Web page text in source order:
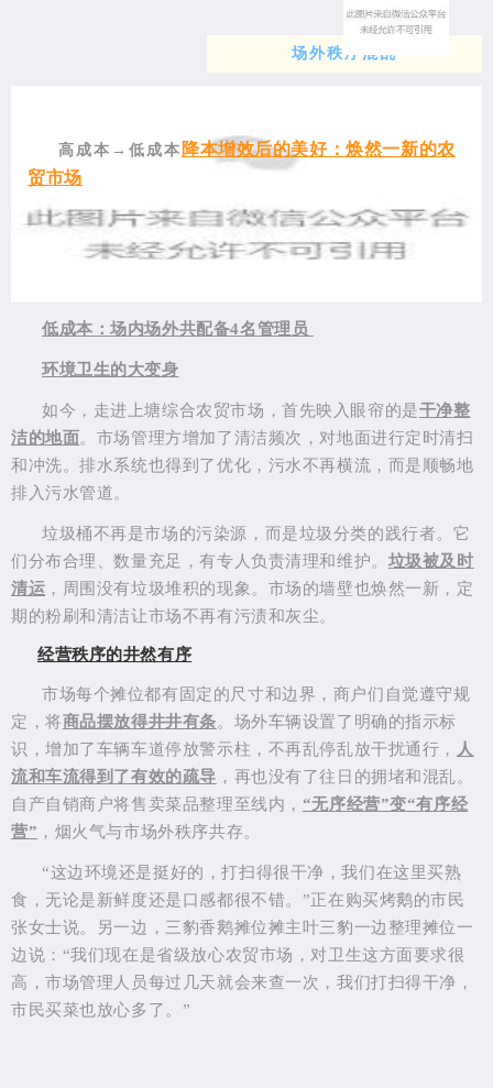
场外秩序混乱
高成本→低成本 降本增效后的美好：焕然一新的农
贸市场
低成本：场内场外共配备4名管理员
环境卫生的大变身
如今，走进上塘综合农贸市场，首先映入眼帘的是干净整
洁的地面。市场管理方增加了清洁频次，对地面进行定时清扫
和冲洗。排水系统也得到了优化，污水不再横流，而是顺畅地
排入污水管道。
垃圾桶不再是市场的污染源，而是垃圾分类的践行者。它
们分布合理、数量充足，有专人负责清理和维护。 垃圾被及时
清运 ，周围没有垃圾堆积的现象。市场的墙壁也焕然一新，定
期的粉刷和清洁让市场不再有污渍和灰尘。
经营秩序的井然有序
市场每个摊位都有固定的尺寸和边界，商户们自觉遵守规
定，将商品摆放得井井有条。 场外车辆设置了 明确的指示标
识，增加了车辆车道停放警示柱， 不再乱停乱放干扰通行，
人
流和车流得到了有效的疏导 ，再也没有了往日的拥堵和混乱。
自产自销商户将售卖菜品整理至线内， “无序经营”变“有序经
营” ，烟火气与市场外秩序共存。
“这边环境还是挺好的，打扫得很干净，我们在这里买熟
食，无论是新鲜度还是口感都很不错。”正在购买烤鹅的市民
张女士说。另一边，三豹香鹅摊位摊主叶三豹一边整理摊位一
边说：“我们现在是省级放心农贸市场，对卫生这方面要求很
高，市场管理人员每过几天就会来查一次，我们打扫得干净，
市民买菜也放心多了。”